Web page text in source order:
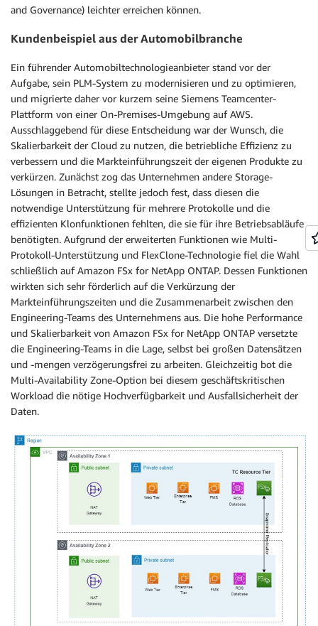
and Governance) leichter erreichen können.
Kundenbeispiel aus der Automobilbranche
Ein führender Automobiltechnologieanbieter stand vor der
Aufgabe, sein PLM-System zu modernisieren und zu optimieren,
und migrierte daher vor kurzem seine Siemens Teamcenter-
Plattform von einer On-Premises-Umgebung auf AWS.
Ausschlaggebend für diese Entscheidung war der Wunsch, die
Skalierbarkeit der Cloud zu nutzen, die betriebliche Effizienz zu
verbessern und die Markteinführungszeit der eigenen Produkte zu
verkürzen. Zunächst zog das Unternehmen andere Storage-
Lösungen in Betracht, stellte jedoch fest, dass diesen die
notwendige Unterstützung für mehrere Protokolle und die
effizienten Klonfunktionen fehlten, die sie für ihre Betriebsabläufe
benötigten. Aufgrund der erweiterten Funktionen wie Multi-
Protokoll-Unterstützung und FlexClone-Technologie fiel die Wahl
schließlich auf Amazon FSx for NetApp ONTAP. Dessen Funktionen
wirkten sich sehr förderlich auf die Verkürzung der
Markteinführungszeiten und die Zusammenarbeit zwischen den
Engineering-Teams des Unternehmens aus. Die hohe Performance
und Skalierbarkeit von Amazon FSx for NetApp ONTAP versetzte
die Engineering-Teams in die Lage, selbst bei großen Datensätzen
und -mengen verzögerungsfrei zu arbeiten. Gleichzeitig bot die
Multi-Availability Zone-Option bei diesem geschäftskritischen
Workload die nötige Hochverfügbarkeit und Ausfallsicherheit der
Daten.